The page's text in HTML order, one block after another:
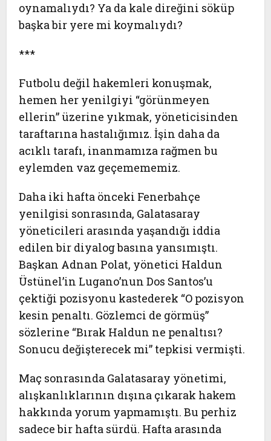
oynamalıydı? Ya da kale direğini söküp
başka bir yere mi koymalıydı?
***
Futbolu değil hakemleri konuşmak,
hemen her yenilgiyi “görünmeyen
ellerin” üzerine yıkmak, yöneticisinden
taraftarına hastalığımız. İşin daha da
acıklı tarafı, inanmamıza rağmen bu
eylemden vaz geçemememiz.
Daha iki hafta önceki Fenerbahçe
yenilgisi sonrasında, Galatasaray
yöneticileri arasında yaşandığı iddia
edilen bir diyalog basına yansımıştı.
Başkan Adnan Polat, yönetici Haldun
Üstünel’in Lugano’nun Dos Santos’u
çektiği pozisyonu kastederek “O pozisyon
kesin penaltı. Gözlemci de görmüş”
sözlerine “Bırak Haldun ne penaltısı?
Sonucu değişterecek mi” tepkisi vermişti.
Maç sonrasında Galatasaray yönetimi,
alışkanlıklarının dışına çıkarak hakem
hakkında yorum yapmamıştı. Bu perhiz
sadece bir hafta sürdü. Hafta arasında